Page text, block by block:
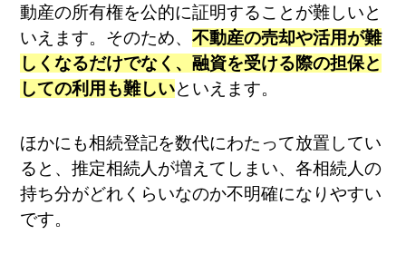
動産の所有権を公的に証明することが難しいと
いえます。そのため、不動産の売却や活用が難
しくなるだけでなく、融資を受ける際の担保と
しての利用も難しいといえます。
ほかにも相続登記を数代にわたって放置してい
ると、推定相続人が増えてしまい、各相続人の
持ち分がどれくらいなのか不明確になりやすい
です。